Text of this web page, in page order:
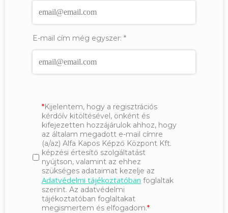
E-mail cím még egyszer: *
Kijelentem, hogy a regisztrációs
kérdőív kitöltésével, önként és
kifejezetten hozzájárulok ahhoz, hogy
az általam megadott e-mail címre
(a/az) Alfa Kapos Képző Központ Kft.
képzési értesítő szolgáltatást
nyújtson, valamint az ehhez
szükséges adataimat kezelje az
Adatvédelmi tájékoztatóban foglaltak
szerint. Az adatvédelmi
tájékoztatóban foglaltakat
megismertem és elfogadom.